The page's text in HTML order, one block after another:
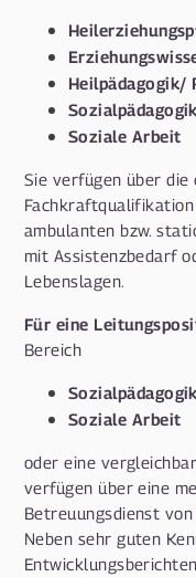
Heilpädagogik/
Sozialpädagogik
Soziale Arbeit
Sie verfügen über die
ambulanten bzw.
mit Assistenzbedarf
Lebenslagen.
Für eine
Bereich
Sozialpädagogik
Soziale Arbeit
oder eine
verfügen über eine
Betreuungsdienst
Neben sehr guten